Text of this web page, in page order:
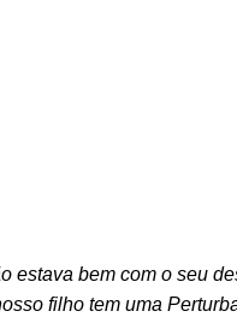
estava bem com o seu
filho tem uma